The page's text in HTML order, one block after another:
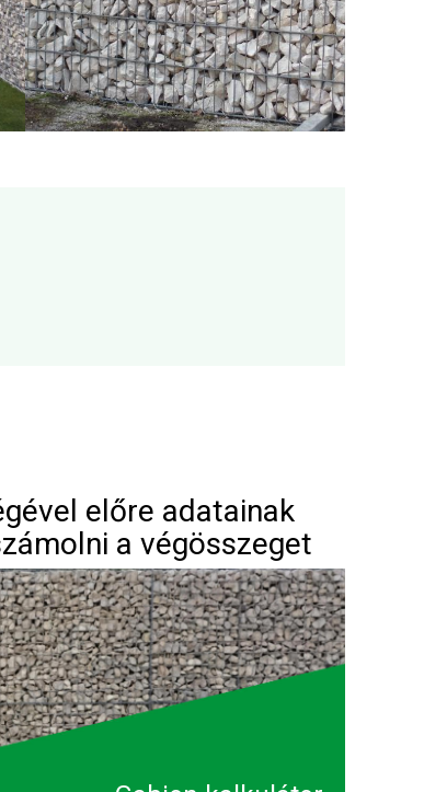
előre adatainak
a végösszeget